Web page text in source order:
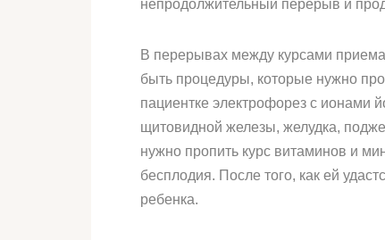
непродолжительный перерыв и
В перерывах между курсами
быть процедуры, которые нужно
пациентке электрофорез с ионами
щитовидной железы, желудка,
нужно пропить курс витаминов и
бесплодия. После того, как ей
ребенка.